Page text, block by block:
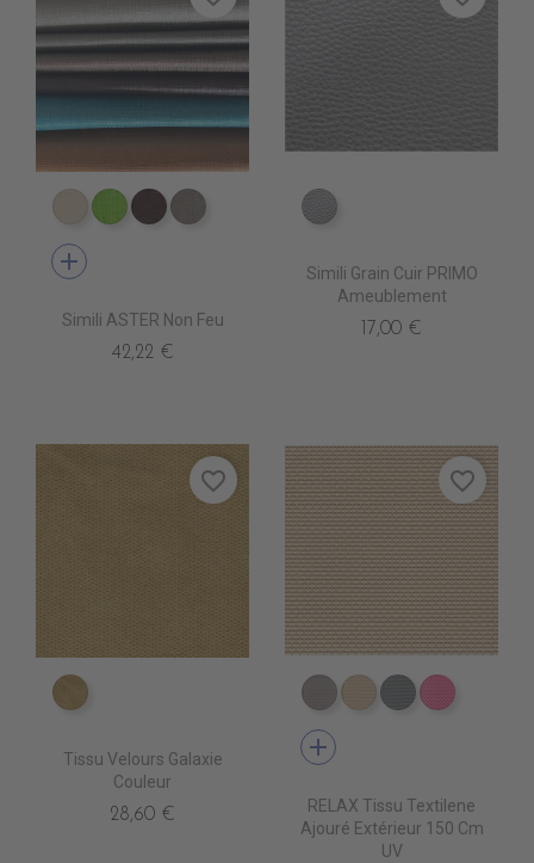
EP0020 COVE
EP0100 GREEN
EP0060 BROWN
EP0030 SYLVER
add
Simili ASTER Non Feu
42,22 €
EN6000 ARGENT
Simili Grain Cuir PRIMO
Ameublement
17,00 €
ES1811 ECALIN
Tissu Velours Galaxie
Couleur
28,60 €
favorite_border
DB0104 TAUPE
DB0113 BEIGE
DB0114 GRIS
DB0112
add
RELAX Tissu Textilene
Ajouré Extérieur 150 Cm
UV
favorite_border